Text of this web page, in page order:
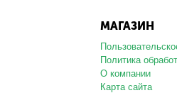
автоматических
МАГАЗИН
Политика
О компании
Карта сайта